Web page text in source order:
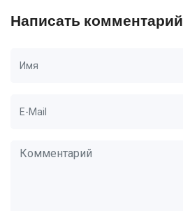
Написать комментарий